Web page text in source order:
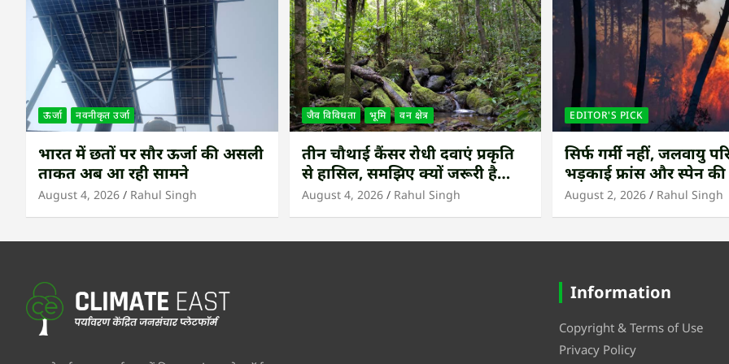
ऊर्जा नवनीकृत उर्जा
भारत में छतों पर सौर ऊर्जा की असली
ताकत अब आ रही सामने
August 4, 2026 Rahul Singh
जैव विविधता भूमि वन क्षेत्र
तीन चौथाई कैंसर रोधी दवाएं प्रकृति
से हासिल, समझिए क्यों जरूरी है
उष्णकटिबंधीय जंगल बचाना
August 4, 2026 Rahul Singh
EDITOR'S PICK
सिर्फ गर्मी नहीं, जलवायु
भड़काई फ्रांस और स्पेन
आग
August 2, 2026 Rahul Singh
Information
Copyright & Terms of Use
Privacy Policy